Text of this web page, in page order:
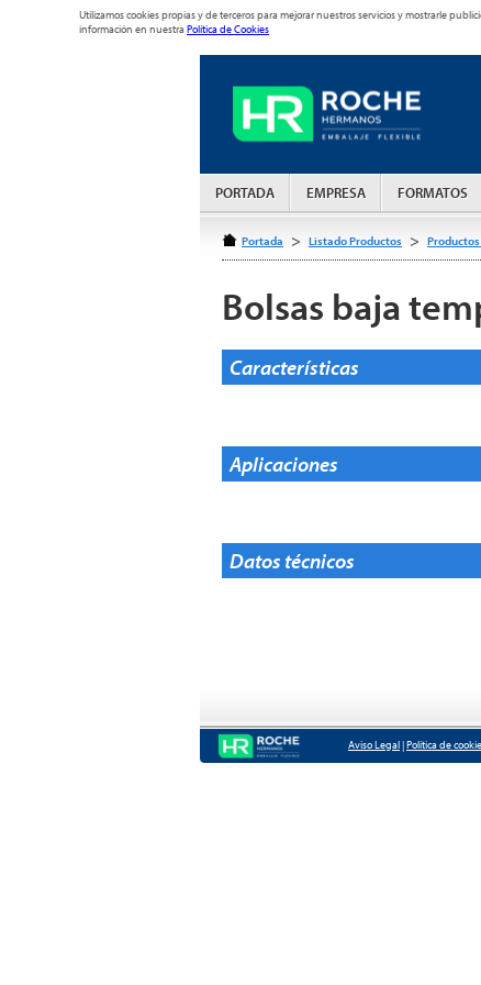
Utilizamos cookies propias y de terceros para mejorar nuestros servicios y mostrarle
información en nuestraPolítica de Cookies
PORTADA EMPRESA FORMATOS
Portada > Listado Productos >
Bolsas baja
Aplicaciones
Datos técnicos
Aviso Legal|Política de